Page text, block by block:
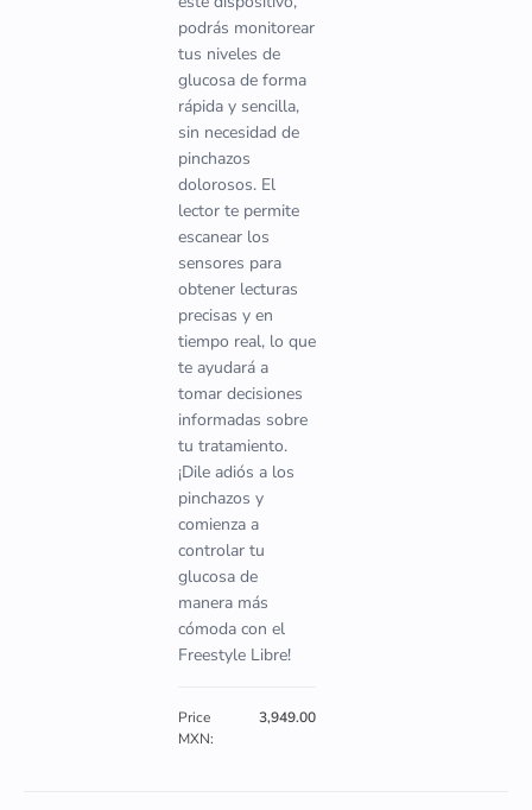
podrás monitorear
tus niveles de
glucosa de forma
rápida y sencilla,
sin necesidad de
pinchazos
dolorosos. El
lector te permite
escanear los
sensores para
obtener lecturas
precisas y en
tiempo real, lo que
te ayudará a
tomar decisiones
informadas sobre
tu tratamiento.
¡Dile adiós a los
pinchazos y
comienza a
controlar tu
glucosa de
manera más
cómoda con el
Freestyle Libre!
Price
MXN:
3,949.00